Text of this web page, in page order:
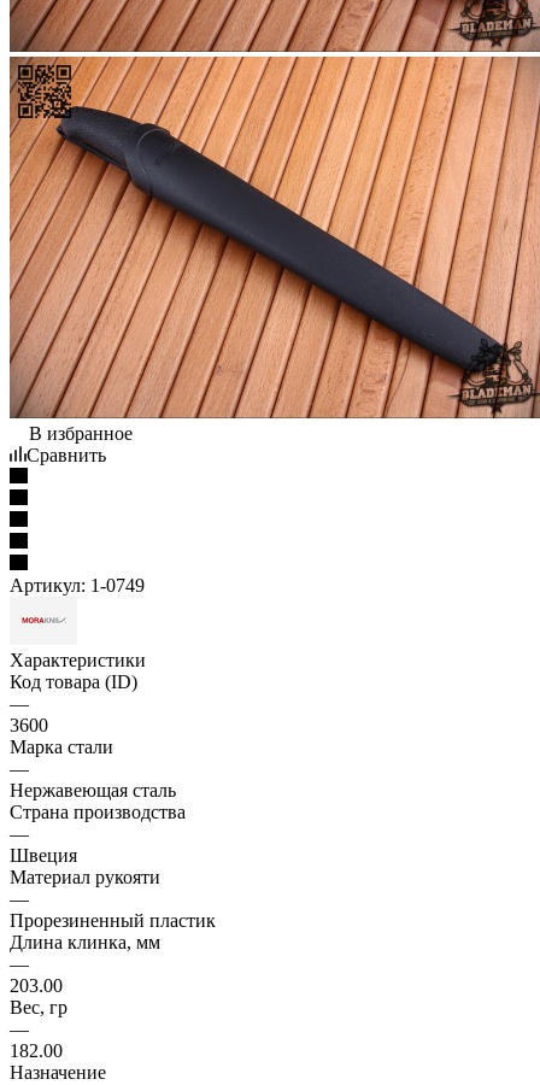
В избранное
Сравнить
Артикул: 1-0749
Характеристики
Код товара (ID)
—
3600
Марка стали
—
Нержавеющая сталь
Страна производства
—
Швеция
Материал рукояти
—
Прорезиненный пластик
Длина клинка, мм
—
203.00
Вес, гр
—
182.00
Назначение